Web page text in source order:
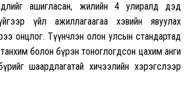
ашигласан, жилийн 4 улиралд дэд
үйл ажиллагаагаа хэвийн явуулах
онцлог. Түүнчлэн олон улсын стандартад
болон бүрэн тоноглогдсон цахим анги
шаардлагатай хичээлийн хэрэгслээр